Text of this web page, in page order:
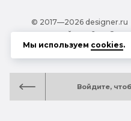
Войдите,
© 2017—2026 designer.ru
дизайнера?
О
Обработка
Полезная подсказка:
руководство для
Мы используем cookies.